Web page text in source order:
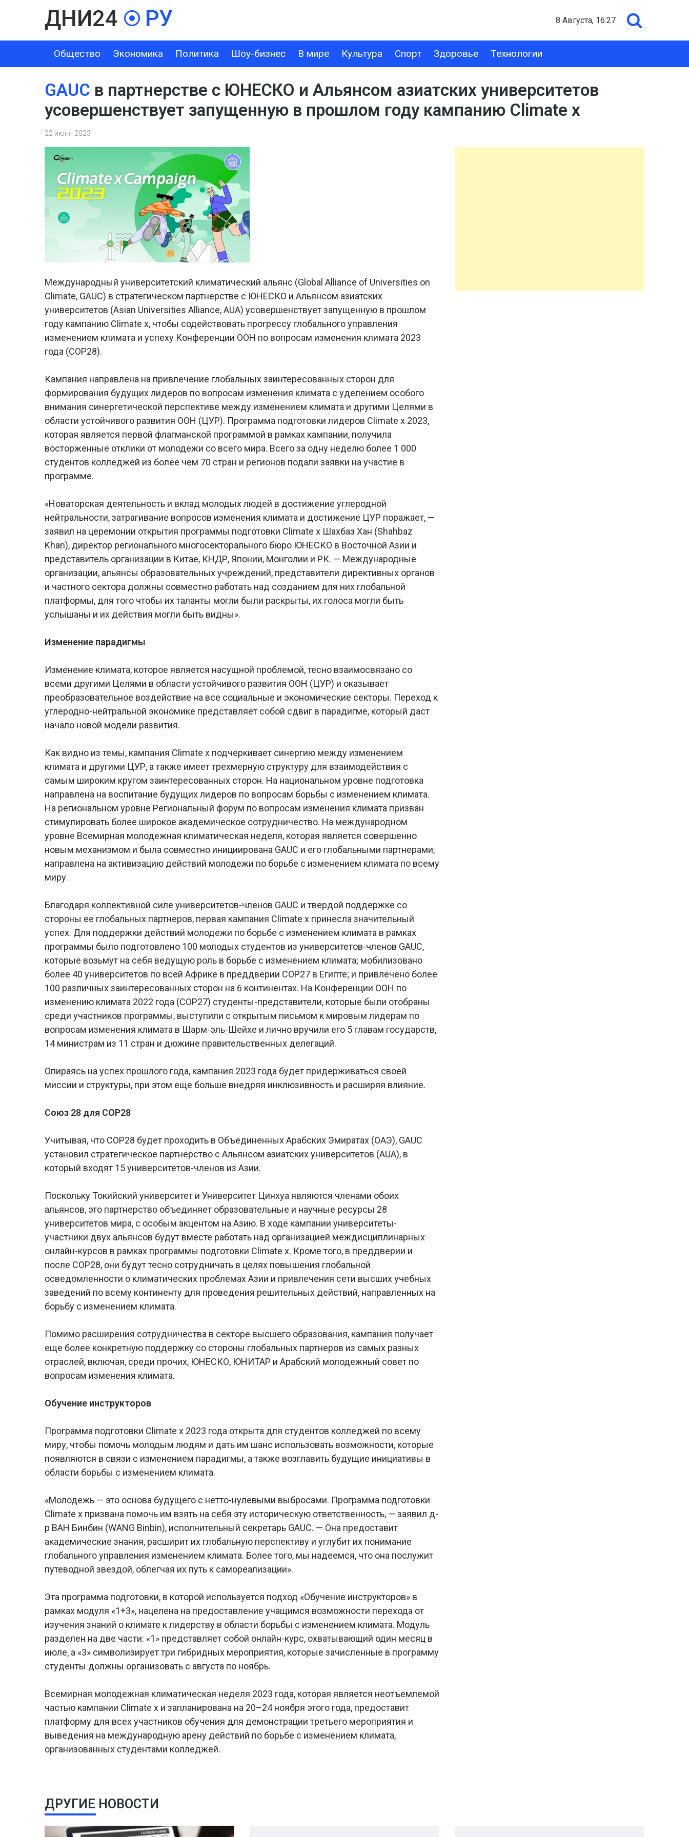
8 Августа, 16:27
Общество Экономика Политика Шоу-бизнес В мире Культура Спорт Здоровье Технологии
ЭКОНОМИКА ПОЛИТИКА ШОУ-БИЗНЕС В МИРЕ КУЛЬТУРА СПОРТ ЗДОРОВЬЕ ТЕХНОЛОГИИ
GAUC в партнерстве с ЮНЕСКО и Альянсом азиатских университетов
усовершенствует запущенную в прошлом году кампанию Climate x
22 июня 2023
Международный университетский климатический альянс (Global Alliance of Universities on
Climate, GAUC) в стратегическом партнерстве с ЮНЕСКО и Альянсом азиатских
университетов (Asian Universities Alliance, AUA) усовершенствует запущенную в прошлом
году кампанию Climate x, чтобы содействовать прогрессу глобального управления
изменением климата и успеху Конференции ООН по вопросам изменения климата 2023
года (COP28).
Кампания направлена на привлечение глобальных заинтересованных сторон для
формирования будущих лидеров по вопросам изменения климата с уделением особого
внимания синергетической перспективе между изменением климата и другими Целями в
области устойчивого развития ООН (ЦУР). Программа подготовки лидеров Climate x 2023,
которая является первой флагманской программой в рамках кампании, получила
восторженные отклики от молодежи со всего мира. Всего за одну неделю более 1 000
студентов колледжей из более чем 70 стран и регионов подали заявки на участие в
программе.
«Новаторская деятельность и вклад молодых людей в достижение углеродной
нейтральности, затрагивание вопросов изменения климата и достижение ЦУР поражает, —
заявил на церемонии открытия программы подготовки Climate x Шахбаз Хан (Shahbaz
Khan), директор регионального многосекторального бюро ЮНЕСКО в Восточной Азии и
представитель организации в Китае, КНДР, Японии, Монголии и РК. — Международные
организации, альянсы образовательных учреждений, представители директивных органов
и частного сектора должны совместно работать над созданием для них глобальной
платформы, для того чтобы их таланты могли были раскрыты, их голоса могли быть
услышаны и их действия могли быть видны».
Изменение парадигмы
Изменение климата, которое является насущной проблемой, тесно взаимосвязано со
всеми другими Целями в области устойчивого развития ООН (ЦУР) и оказывает
преобразовательное воздействие на все социальные и экономические секторы. Переход к
углеродно-нейтральной экономике представляет собой сдвиг в парадигме, который даст
начало новой модели развития.
Как видно из темы, кампания Climate x подчеркивает синергию между изменением
климата и другими ЦУР, а также имеет трехмерную структуру для взаимодействия с
самым широким кругом заинтересованных сторон. На национальном уровне подготовка
направлена на воспитание будущих лидеров по вопросам борьбы с изменением климата.
На региональном уровне Региональный форум по вопросам изменения климата призван
стимулировать более широкое академическое сотрудничество. На международном
уровне Всемирная молодежная климатическая неделя, которая является совершенно
новым механизмом и была совместно инициирована GAUC и его глобальными партнерами,
направлена на активизацию действий молодежи по борьбе с изменением климата по всему
миру.
Благодаря коллективной силе университетов-членов GAUC и твердой поддержке со
стороны ее глобальных партнеров, первая кампания Climate x принесла значительный
успех. Для поддержки действий молодежи по борьбе с изменением климата в рамках
программы было подготовлено 100 молодых студентов из университетов-членов GAUC,
которые возьмут на себя ведущую роль в борьбе с изменением климата; мобилизовано
более 40 университетов по всей Африке в преддверии COP27 в Египте; и привлечено более
100 различных заинтересованных сторон на 6 континентах. На Конференции ООН по
изменению климата 2022 года (COP27) студенты-представители, которые были отобраны
среди участников программы, выступили с открытым письмом к мировым лидерам по
вопросам изменения климата в Шарм-эль-Шейхе и лично вручили его 5 главам государств,
14 министрам из 11 стран и дюжине правительственных делегаций.
Опираясь на успех прошлого года, кампания 2023 года будет придерживаться своей
миссии и структуры, при этом еще больше внедряя инклюзивность и расширяя влияние.
Союз 28 для COP28
Учитывая, что COP28 будет проходить в Объединенных Арабских Эмиратах (ОАЭ), GAUC
установил стратегическое партнерство с Альянсом азиатских университетов (AUA), в
который входят 15 университетов-членов из Азии.
Поскольку Токийский университет и Университет Цинхуа являются членами обоих
альянсов, это партнерство объединяет образовательные и научные ресурсы 28
университетов мира, с особым акцентом на Азию. В ходе кампании университеты-
участники двух альянсов будут вместе работать над организацией междисциплинарных
онлайн-курсов в рамках программы подготовки Climate x. Кроме того, в преддверии и
после COP28, они будут тесно сотрудничать в целях повышения глобальной
осведомленности о климатических проблемах Азии и привлечения сети высших учебных
заведений по всему континенту для проведения решительных действий, направленных на
борьбу с изменением климата.
Помимо расширения сотрудничества в секторе высшего образования, кампания получает
еще более конкретную поддержку со стороны глобальных партнеров из самых разных
отраслей, включая, среди прочих, ЮНЕСКО, ЮНИТАР и Арабский молодежный совет по
вопросам изменения климата.
Обучение инструкторов
Программа подготовки Climate x 2023 года открыта для студентов колледжей по всему
миру, чтобы помочь молодым людям и дать им шанс использовать возможности, которые
появляются в связи с изменением парадигмы, а также возглавить будущие инициативы в
области борьбы с изменением климата.
«Молодежь — это основа будущего с нетто-нулевыми выбросами. Программа подготовки
Climate x призвана помочь им взять на себя эту историческую ответственность, — заявил д-
р ВАН Бинбин (WANG Binbin), исполнительный секретарь GAUC. — Она предоставит
академические знания, расширит их глобальную перспективу и углубит их понимание
глобального управления изменением климата. Более того, мы надеемся, что она послужит
путеводной звездой, облегчая их путь к самореализации».
Эта программа подготовки, в которой используется подход «Обучение инструкторов» в
рамках модуля «1+3», нацелена на предоставление учащимся возможности перехода от
изучения знаний о климате к лидерству в области борьбы с изменением климата. Модуль
разделен на две части: «1» представляет собой онлайн-курс, охватывающий один месяц в
июле, а «3» символизирует три гибридных мероприятия, которые зачисленные в программу
студенты должны организовать с августа по ноябрь.
Всемирная молодежная климатическая неделя 2023 года, которая является неотъемлемой
частью кампании Climate x и запланирована на 20–24 ноября этого года, предоставит
платформу для всех участников обучения для демонстрации третьего мероприятия и
выведения на международную арену действий по борьбе с изменением климата,
организованных студентами колледжей.
ДРУГИЕ НОВОСТИ